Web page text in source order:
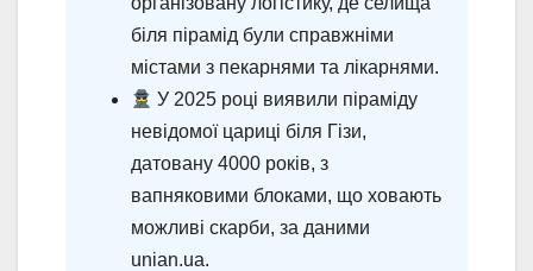
біля пірамід були справжніми
містами з пекарнями та лікарнями.
У 2025 році виявили піраміду
невідомої цариці біля Гізи,
датовану 4000 років, з
вапняковими блоками, що ховають
можливі скарби, за даними
unian.ua.